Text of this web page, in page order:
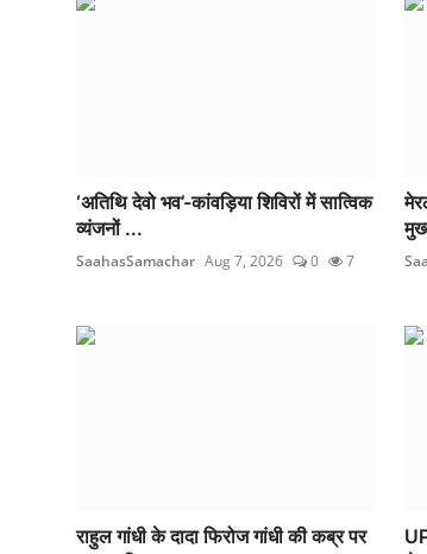
‘अतिथि देवो भव’-कांवड़िया शिविरों में सात्विक
व्यंजनों ...
SaahasSamachar Aug 7, 2026 0 7
राहुल गांधी के दादा फिरोज गांधी की कब्र पर